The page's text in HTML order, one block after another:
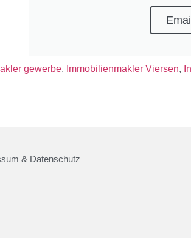
gewerbe, Immobilienmakler Viersen,
& Datenschutz